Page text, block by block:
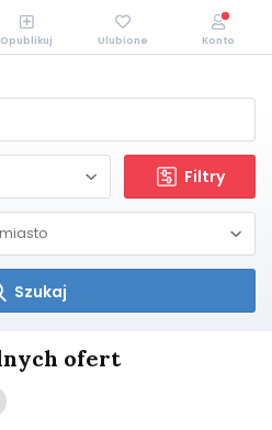
Filtry
Szukaj
ofert
Opublikuj Ulubione Konto